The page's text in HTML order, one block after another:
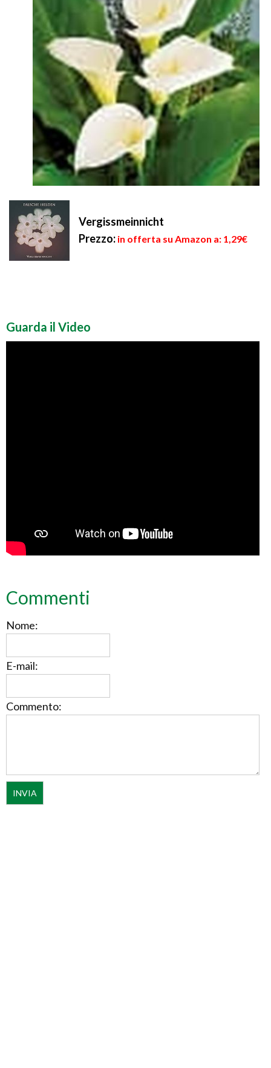
Vergissmeinnicht
Prezzo: in offerta su Amazon a: 1,29€
Guarda il Video
Commenti
Nome:
E-mail:
Commento: